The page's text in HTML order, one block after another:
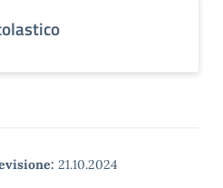
21.10.2024